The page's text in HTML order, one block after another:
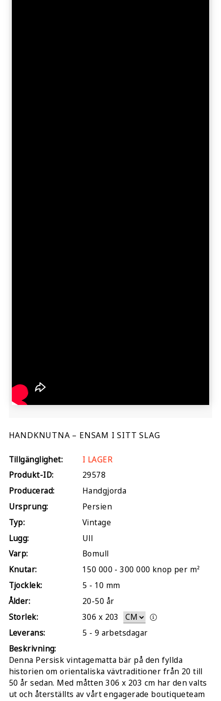
HANDKNUTNA – ENSAM I SITT SLAG
Tillgänglighet:
I LAGER
Produkt-ID:
29578
Producerad:
Handgjorda
Ursprung:
Persien
Typ:
Vintage
Lugg:
Ull
Varp:
Bomull
Knutar:
150 000 - 300 000 knop per m²
Tjocklek:
5 - 10 mm
Ålder:
20-50 år
Storlek:
306 x 203
Leverans:
5 - 9 arbetsdagar
Beskrivning:
Denna Persisk vintagematta bär på den fyllda
historien om orientaliska vävtraditioner från 20 till
50 år sedan. Med måtten 306 x 203 cm har den valts
ut och återställts av vårt engagerade boutiqueteam